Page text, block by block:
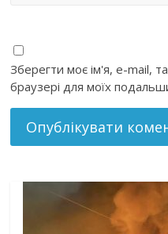
Зберегти моє ім'я, e-mail,
браузері для моїх